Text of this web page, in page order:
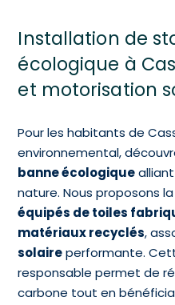
Installation de
écologique à
et motorisation
Pour les habitants de
environnemental,
banne écologique
nature. Nous proposons la
équipés de toiles
matériaux recyclés,
solaireperformante.
responsable permet de
carbone tout en